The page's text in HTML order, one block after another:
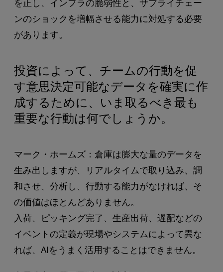
を正し、インフラの脆弱性と、サプライチェー
ンのショックを増幅させる能力に対処する必要
があります。
投資によって、チームの行動を促
す意思決定可能なデータを確実に作
成するために、いま取るべき最も
重要な行動は何でしょうか。
マーク・ホームズ：倉庫は膨大な量のデータを
生み出しますが、リアルタイムで取り込み、調
和させ、分析し、行動する能力がなければ、そ
の価値はほとんどありません。
入荷、ピッキング完了、生産出荷、遅配などの
イベントの定義が現場やシステムによって異な
れば、AIをうまく活用することはできません。